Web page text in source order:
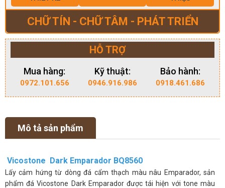
CHỮ TÍN - CHỮ TÂM - PHÁT TRIỂN
HỖ TRỢ
Mua hàng:
0972.101.656
Kỹ thuật:
0946.916.986
Bảo hành:
0918.461.686
Mô tả sản phẩm
Vicostone Dark Emparador BQ8560
Lấy cảm hứng từ dòng đá cẩm thạch màu nâu Emparador, sản
phẩm đá Vicostone Dark Emparador được tái hiện với tone màu